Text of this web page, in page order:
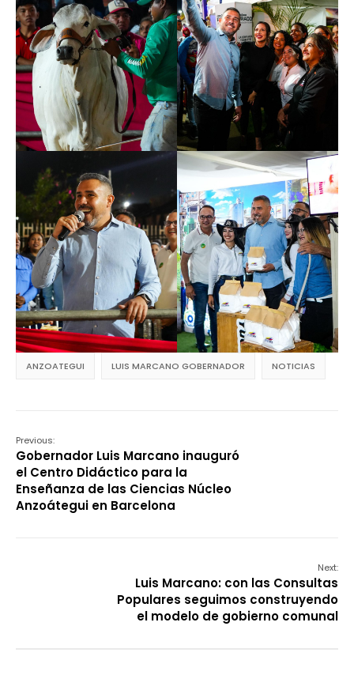
ANZOATEGUI LUIS MARCANO GOBERNADOR NOTICIAS
Previous:
Gobernador Luis Marcano inauguró
el Centro Didáctico para la
Enseñanza de las Ciencias Núcleo
Anzoátegui en Barcelona
Next:
Luis Marcano: con las Consultas
Populares seguimos construyendo
el modelo de gobierno comunal